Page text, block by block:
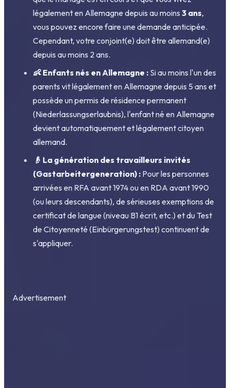
légalement en Allemagne depuis au moins 3 ans,
vous pouvez encore faire une demande anticipée.
Cependant, votre conjoint(e) doit être allemand(e)
depuis au moins 2 ans.
👶 Enfants nés en Allemagne : Si au moins l'un des
parents vit légalement en Allemagne depuis 5 ans et
possède un permis de résidence permanent
(Niederlassungserlaubnis), l'enfant né en Allemagne
devient automatiquement et légalement citoyen
allemand.
👴 La génération des travailleurs invités
(Gastarbeitergeneration) : Pour les personnes
arrivées en RFA avant 1974 ou en RDA avant 1990
(ou leurs descendants), de sérieuses exemptions de
certificat de langue (niveau B1 écrit, etc.) et du Test
de Citoyenneté (Einbürgerungstest) continuent de
s'appliquer.
Advertisement